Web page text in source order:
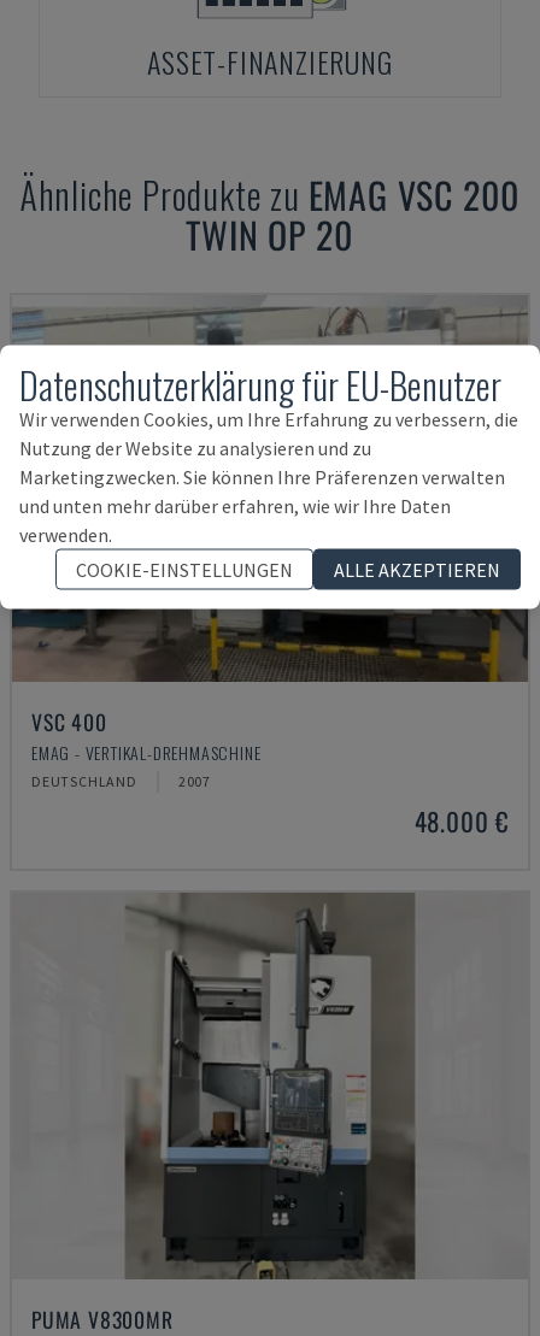
ASSET-FINANZIERUNG
Ähnliche Produkte zu EMAG VSC 200
TWIN OP 20
VSC 400
EMAG - VERTIKAL-DREHMASCHINE
DEUTSCHLAND 2007
48.000 €
PUMA V8300MR
Datenschutzerklärung für EU-Benutzer
Wir verwenden Cookies, um Ihre Erfahrung zu verbessern, die
Nutzung der Website zu analysieren und zu
Marketingzwecken. Sie können Ihre Präferenzen verwalten
und unten mehr darüber erfahren, wie wir Ihre Daten
verwenden.
COOKIE-EINSTELLUNGEN
ALLE AKZEPTIEREN